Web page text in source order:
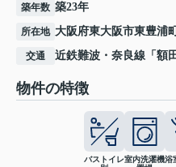
築年数 築23年
所在地 大阪府東大阪市東豊浦町
交通 近鉄難波・奈良線 「 額田
物件の特徴
バストイレ室内洗濯機浴